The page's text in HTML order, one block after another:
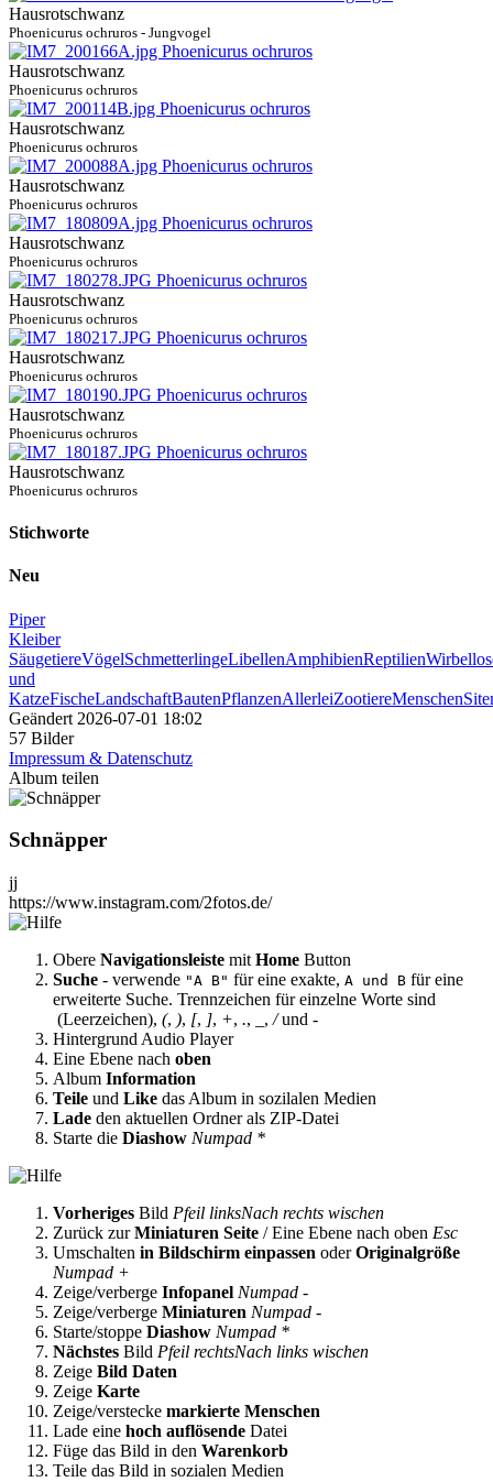
Hausrotschwanz
Phoenicurus ochruros - Jungvogel
Hausrotschwanz
Phoenicurus ochruros
Hausrotschwanz
Phoenicurus ochruros
Hausrotschwanz
Phoenicurus ochruros
Hausrotschwanz
Phoenicurus ochruros
Hausrotschwanz
Phoenicurus ochruros
Hausrotschwanz
Phoenicurus ochruros
Hausrotschwanz
Phoenicurus ochruros
Hausrotschwanz
Phoenicurus ochruros
Stichworte
Neu
Piper
Kleiber
SäugetiereVögelSchmetterlingeLibellenAmphibienReptilien
und
KatzeFischeLandschaftBautenPflanzenAllerleiZootiereMenschen
Geändert 2026-07-01 18:02
57 Bilder
Impressum & Datenschutz
Album teilen
Schnäpper
jj
https://www.instagram.com/2fotos.de/
Obere Navigationsleiste mit Home Button
Suche - verwende "A B" für eine exakte, A und B für eine
erweiterte Suche. Trennzeichen für einzelne Worte sind
(Leerzeichen), (, ), [, ], +, ., , /und -
Hintergrund Audio Player
Eine Ebene nach oben
Album Information
Teile und Like das Album in sozilalen Medien
Lade den aktuellen Ordner als ZIP-Datei
Starte die Diashow Numpad *
Vorheriges Bild Pfeil linksNach rechts wischen
Zurück zurMiniaturen Seite / Eine Ebene nach oben Esc
Umschalten in Bildschirm einpassen oderOriginalgröße
Numpad +
Zeige/verberge Infopanel Numpad -
Zeige/verberge Miniaturen Numpad -
Starte/stoppe Diashow Numpad *
Nächstes Bild Pfeil rechtsNach links wischen
Zeige Bild Daten
Zeige Karte
Zeige/verstecke markierte Menschen
Lade eine hoch auflösende Datei
Füge das Bild in den Warenkorb
Teile das Bild in sozialen Medien